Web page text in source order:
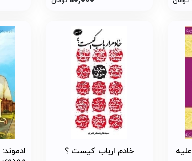
خادم ارباب کیست ؟